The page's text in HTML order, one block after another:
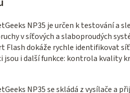
NP35 je určen k testování a
v síťových a slaboproudých
Flash dokáže rychle identifikovat
jsou i další funkce: kontrola kvality
NP35 se skládá z vysílače a